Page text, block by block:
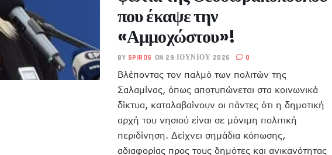
που έκαψε την
«Αμμοχώστου»!
BY SPIROS ON 29 ΙΟΥΝΊΟΥ 2026 0
Βλέποντας τον παλμό των πολιτών της
Σαλαμίνας, όπως αποτυπώνεται στα κοινωνικά
δίκτυα, καταλαβαίνουν οι πάντες ότι η δημοτική
αρχή του νησιού είναι σε μόνιμη πολιτική
περιδίνηση. Δείχνει σημάδια κόπωσης,
αδιαφορίας προς τους δημότες και ανικανότητας